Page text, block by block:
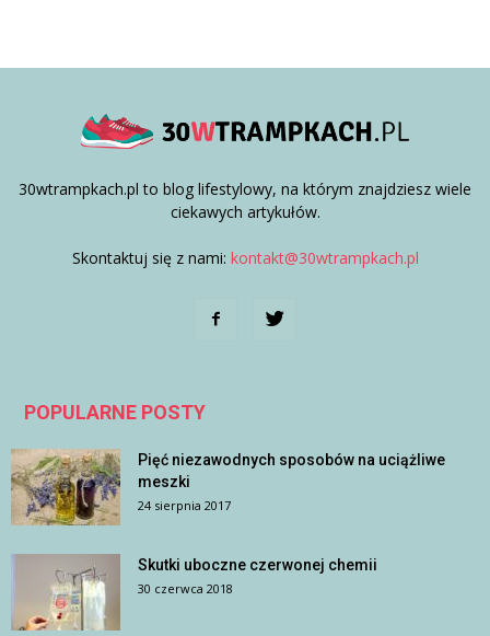
30wtrampkach.pl to blog lifestylowy, na którym znajdziesz wiele
ciekawych artykułów.
Skontaktuj się z nami: kontakt@30wtrampkach.pl
POPULARNE POSTY
Pięć niezawodnych sposobów na uciążliwe
meszki
24 sierpnia 2017
Skutki uboczne czerwonej chemii
30 czerwca 2018